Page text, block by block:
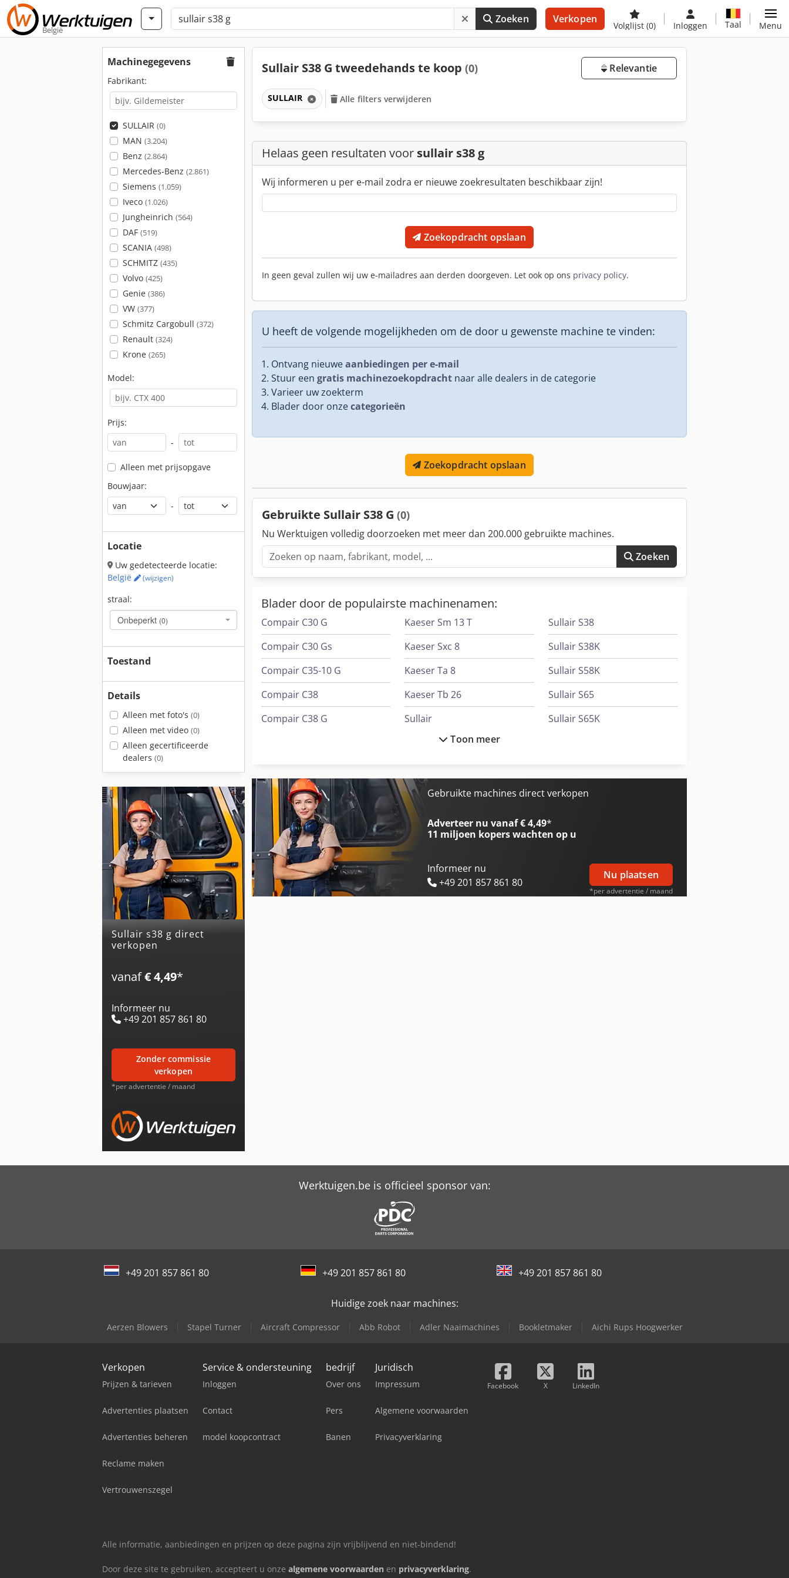
België
Zoeken Verkopen
Volglijst (0) Inloggen Taal Menu
Machinegegevens
Fabrikant:
SULLAIR (0)
MAN (3.204)
Benz (2.864)
Mercedes-Benz (2.861)
Siemens (1.059)
Iveco (1.026)
Jungheinrich (564)
DAF (519)
SCANIA (498)
SCHMITZ (435)
Volvo (425)
Genie (386)
VW (377)
Schmitz Cargobull (372)
Renault (324)
Krone (265)
Model:
Prijs:
-
Alleen met prijsopgave
Bouwjaar:
-
Locatie
Uw gedetecteerde locatie:
België
(wijzigen)
straal:
Onbeperkt (0)
Toestand
Details
Alleen met foto's (0)
Alleen met video (0)
Alleen gecertificeerde
dealers (0)
sullair s38 g direct
verkopen
vanaf€ 4,49*
Informeer nu
+49 201 857 861 80
zonder commissie
verkopen
*per advertentie / maand
Sullair S38 G tweedehands te koop (0) Relevantie
SULLAIR Alle filters verwijderen
Helaas geen resultaten voor sullair s38 g
Wij informeren u per e-mail zodra er nieuwe zoekresultaten beschikbaar zijn!
Zoekopdracht opslaan
In geen geval zullen wij uw e-mailadres aan derden doorgeven. Let ook op ons privacy policy.
U heeft de volgende mogelijkheden om de door u gewenste machine te vinden:
Ontvang nieuweaanbiedingen per e-mail
Stuur een gratis machinezoekopdracht naar alle dealers in de categorie
Varieer uw zoekterm
Blader door onzecategorieën
Zoekopdracht opslaan
Gebruikte Sullair S38 G (0)
Nu Werktuigen volledig doorzoeken met meer dan 200.000 gebruikte machines.
Zoeken
Blader door de populairste machinenamen:
Compair C30 G
Compair C30 Gs
Compair C35-10 G
Compair C38
Compair C38 G
Kaeser M 82
Kaeser Sm 13
Kaeser Sm 13 T
Kaeser Sxc 8
Kaeser Ta 8
Kaeser Tb 26
Sullair
Sullair 375H
Sullair S115
Sullair S115 A
Sullair S38
Sullair S38K
Sullair S58K
Sullair S65
Sullair S65K
Toon meer
Gebruikte machines direct verkopen
Adverteer nu vanaf € 4,49*
11 miljoen koperswachten op u
Informeer nu
+49 201 857 861 80
Nu plaatsen
*per advertentie / maand
Werktuigen.be is officieel sponsor van:
+49 201 857 861 80 +49 201 857 861 80 +49 201 857 861 80
Huidige zoek naar machines:
Aerzen Blowers Stapel Turner Aircraft Compressor Abb Robot Adler Naaimachines Bookletmaker Aichi Rups Hoogwerker
Verkopen
Prijzen & tarieven
Advertenties plaatsen
Advertenties beheren
Reclame maken
Vertrouwenszegel
Service & ondersteuning
Inloggen
Contact
model koopcontract
bedrijf
Over ons
Pers
Banen
Juridisch
Impressum
Algemene voorwaarden
Privacyverklaring
Facebook X LinkedIn
Alle informatie, aanbiedingen en prijzen op deze pagina zijn vrijblijvend en niet-bindend!
Door deze site te gebruiken, accepteert u onze algemene voorwaarden en privacyverklaring.